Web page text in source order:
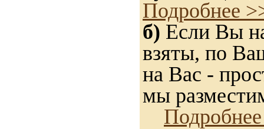
Подробнее
б) Если Вы
взяты, по
на Вас -
мы